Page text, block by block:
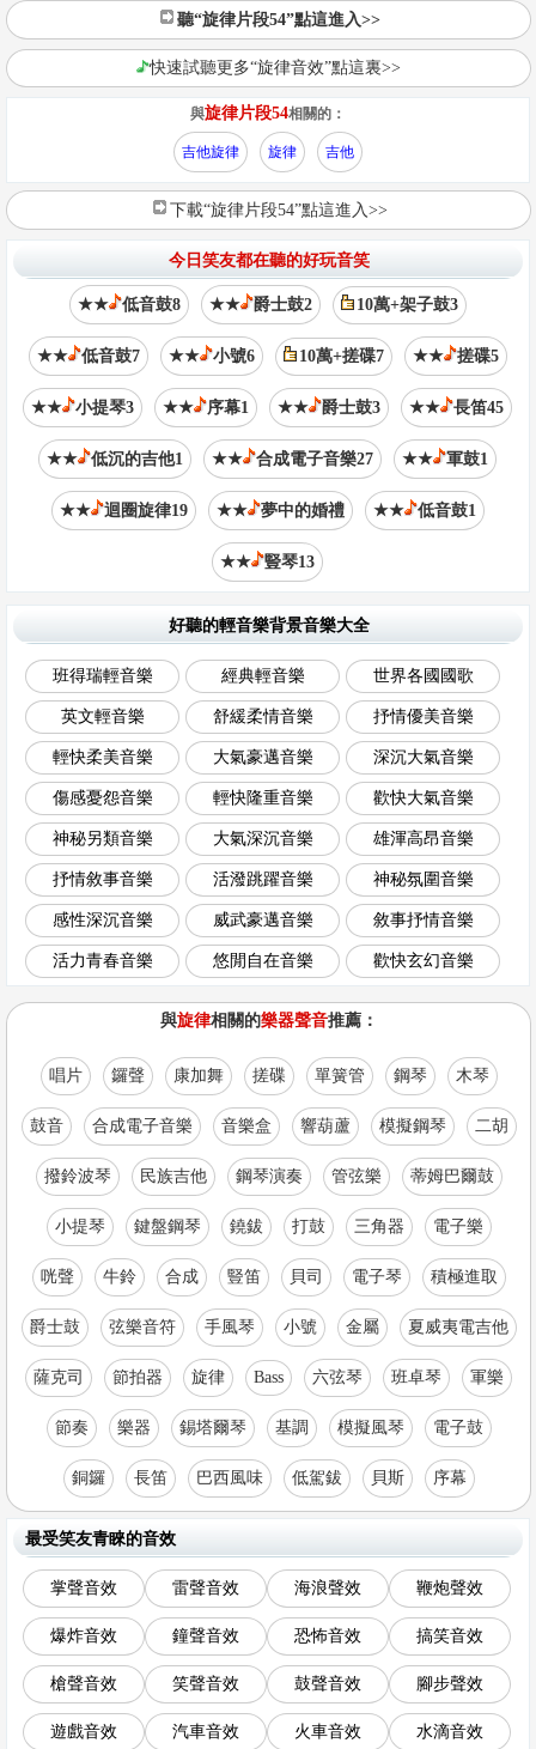
聽“旋律片段54”點這進入>>
快速試聽更多“旋律音效”點這裏>>
與旋律片段54相關的：
吉他旋律 旋律 吉他
下載“旋律片段54”點這進入>>
今日笑友都在聽的好玩音笑
★★ 低音鼓8 ★★ 爵士鼓2 10萬+架子鼓3
★★ 低音鼓7 ★★ 小號6 10萬+搓碟7 ★★ 搓碟5
★★ 小提琴3 ★★ 序幕1 ★★ 爵士鼓3 ★★ 長笛45
★★ 低沉的吉他1 ★★ 合成電子音樂27 ★★ 軍鼓1
★★ 迴圈旋律19 ★★ 夢中的婚禮 ★★ 低音鼓1
★★ 豎琴13
好聽的輕音樂背景音樂大全
班得瑞輕音樂 經典輕音樂 世界各國國歌
英文輕音樂 舒緩柔情音樂 抒情優美音樂
輕快柔美音樂 大氣豪邁音樂 深沉大氣音樂
傷感憂怨音樂 輕快隆重音樂 歡快大氣音樂
神秘另類音樂 大氣深沉音樂 雄渾高昂音樂
抒情敘事音樂 活潑跳躍音樂 神秘氛圍音樂
感性深沉音樂 威武豪邁音樂 敘事抒情音樂
活力青春音樂 悠閒自在音樂 歡快玄幻音樂
與旋律相關的樂器聲音推薦：
唱片 鑼聲 康加舞 搓碟 單簧管 鋼琴 木琴
鼓音 合成電子音樂 音樂盒 響葫蘆 模擬鋼琴 二胡
撥鈴波琴 民族吉他 鋼琴演奏 管弦樂 蒂姆巴爾鼓
小提琴 鍵盤鋼琴 鐃鈸 打鼓 三角器 電子樂
咣聲 牛鈴 合成 豎笛 貝司 電子琴 積極進取
爵士鼓 弦樂音符 手風琴 小號 金屬 夏威夷電吉他
薩克司 節拍器 旋律 Bass 六弦琴 班卓琴 軍樂
節奏 樂器 錫塔爾琴 基調 模擬風琴 電子鼓
銅鑼 長笛 巴西風味 低駕鈸 貝斯 序幕
最受笑友青睞的音效
掌聲音效 雷聲音效 海浪聲效 鞭炮聲效
爆炸音效 鐘聲音效 恐怖音效 搞笑音效
槍聲音效 笑聲音效 鼓聲音效 腳步聲效
遊戲音效 汽車音效 火車音效 水滴音效